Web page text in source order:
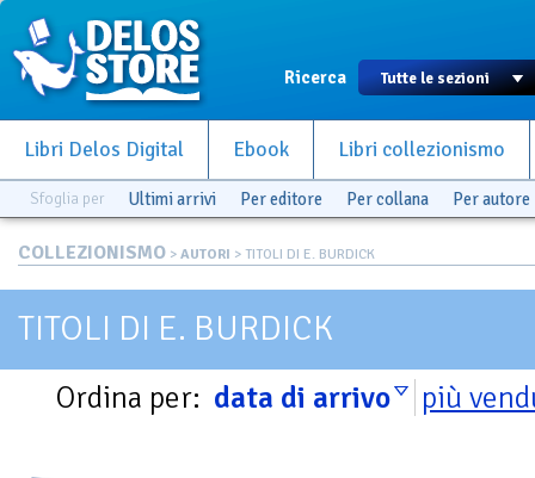
Ricerca
Libri Delos Digital Ebook Libri collezionismo
Sfoglia per Ultimi arrivi Per editore Per collana Per autore
COLLEZIONISMO > AUTORI > TITOLI DI E. BURDICK
TITOLI DI E. BURDICK
Ordina per: data di arrivo più